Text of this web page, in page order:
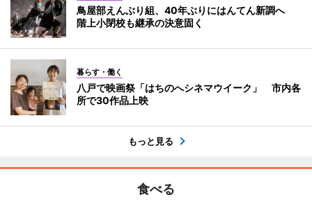
鳥屋部えんぶり組、40年ぶりにはんてん新調へ
階上小閉校も継承の決意固く
暮らす・働く
八戸で映画祭「はちのへシネマウイーク」 市内各
所で30作品上映
もっと見る
食べる